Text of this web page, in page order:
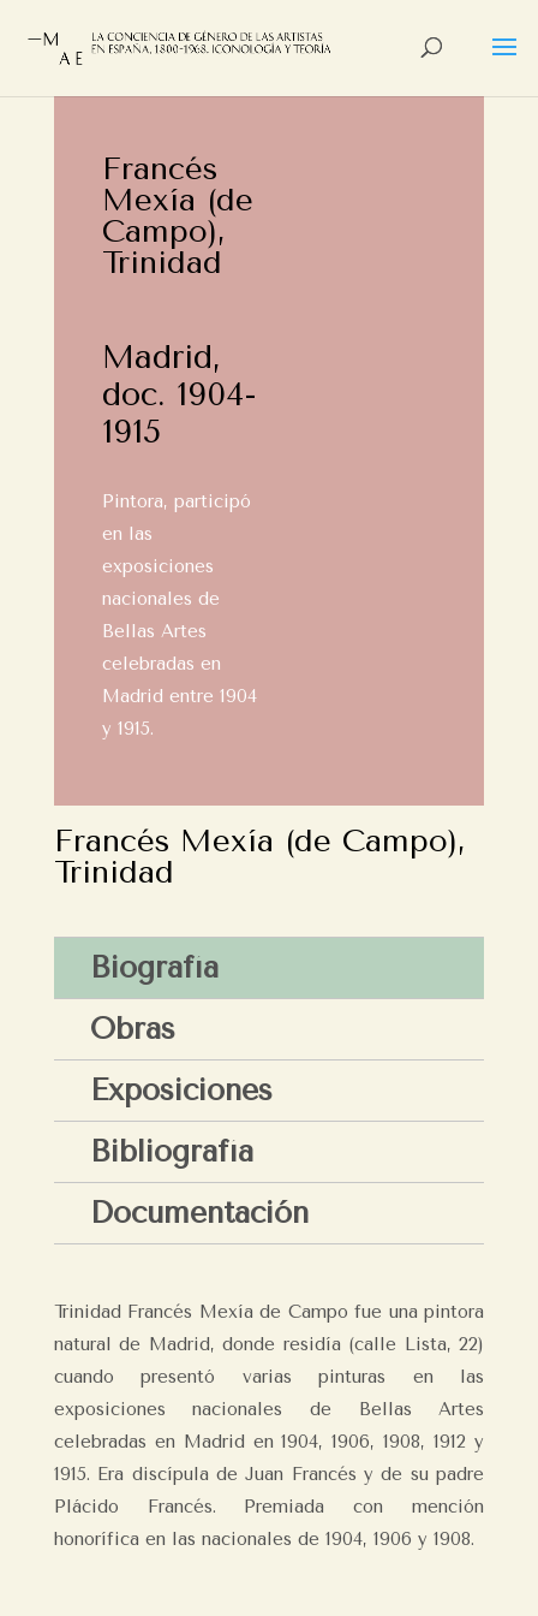
Francés
Mexía (de
Campo),
Trinidad
Madrid,
doc. 1904-
1915
Pintora, participó
en las
exposiciones
nacionales de
Bellas Artes
celebradas en
Madrid entre 1904
y 1915.
Francés Mexía (de Campo),
Trinidad
Biografía
Obras
Exposiciones
Bibliografía
Documentación
Trinidad Francés Mexía de Campo fue una pintora
natural de Madrid, donde residía (calle Lista, 22)
cuando presentó varias pinturas en las
exposiciones nacionales de Bellas Artes
celebradas en Madrid en 1904, 1906, 1908, 1912 y
1915. Era discípula de Juan Francés y de su padre
Plácido Francés. Premiada con mención
honorífica en las nacionales de 1904, 1906 y 1908.